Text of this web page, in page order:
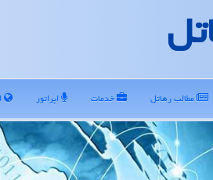
مطالب رهاتل خدمات اپراتور